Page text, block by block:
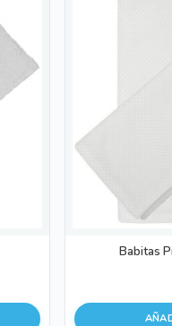
Babitas